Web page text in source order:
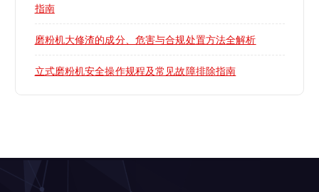
指南
磨粉机大修渣的成分、危害与合规处置方法全解析
立式磨粉机安全操作规程及常见故障排除指南